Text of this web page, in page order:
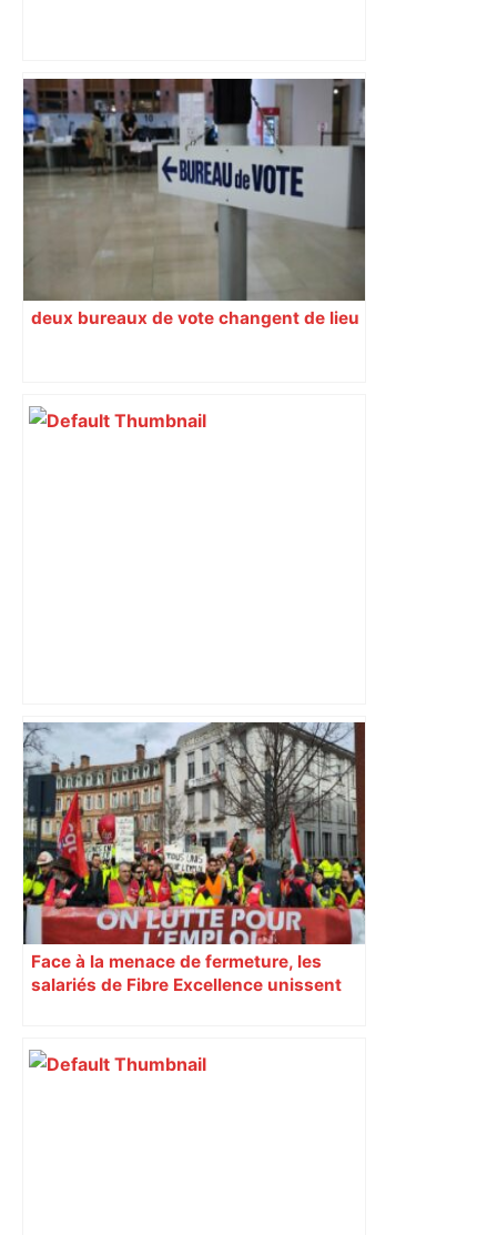
Un film toulousain sur Alfred Nakache
en lice pour les Oscars : "C’est
extraordinaire de se retrouver à Los
Angeles", selon Florence Miailhe –
ladepeche.fr
deux bureaux de vote changent de lieu
A680 Toulouse fermée dans les 2 sens
– Radio VINCI Autoroutes
Face à la menace de fermeture, les
salariés de Fibre Excellence unissent